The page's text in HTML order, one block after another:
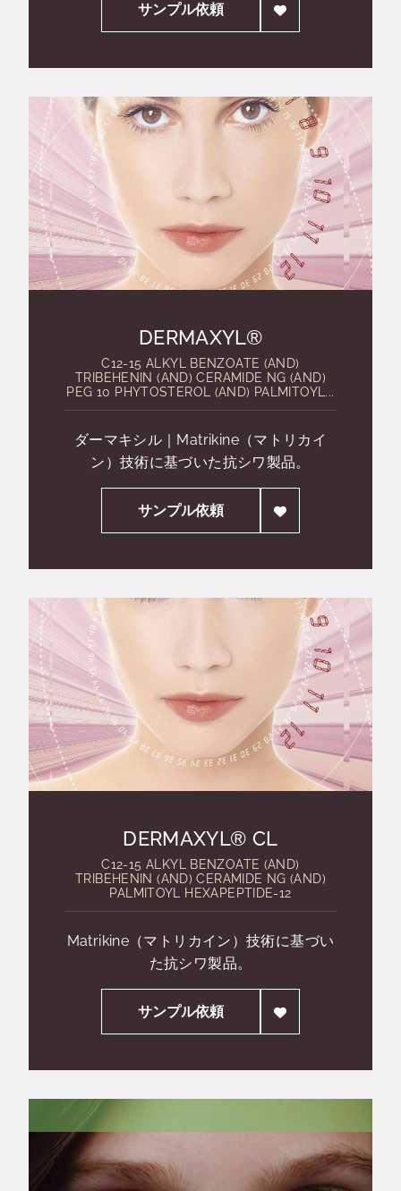
サンプル依頼
DERMAXYL®
C12-15 ALKYL BENZOATE (AND)
TRIBEHENIN (AND) CERAMIDE NG (AND)
PEG 10 PHYTOSTEROL (AND) PALMITOYL...
ダーマキシル｜Matrikine（マトリカイ
ン）技術に基づいた抗シワ製品。
サンプル依頼
DERMAXYL® CL
C12-15 ALKYL BENZOATE (AND)
TRIBEHENIN (AND) CERAMIDE NG (AND)
PALMITOYL HEXAPEPTIDE-12
Matrikine（マトリカイン）技術に基づい
た抗シワ製品。
サンプル依頼